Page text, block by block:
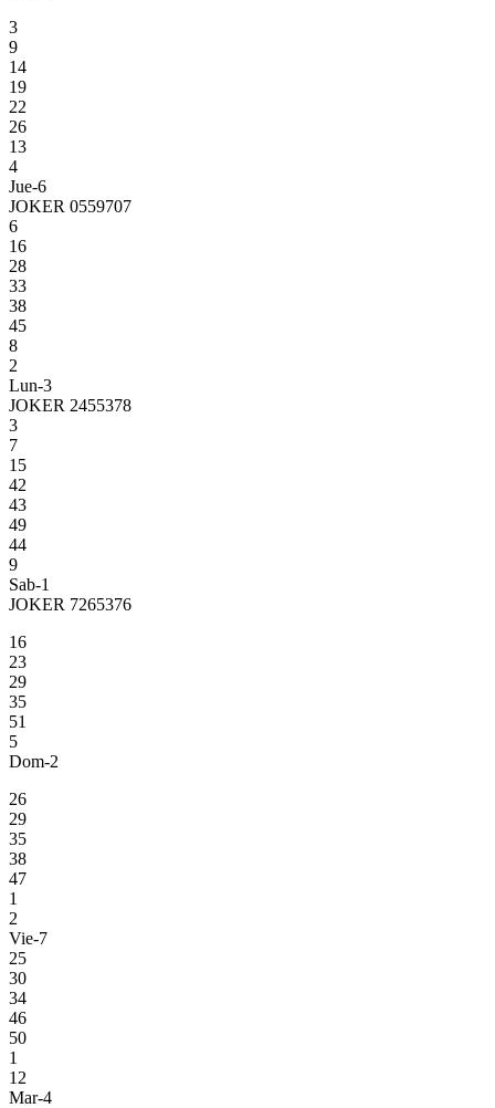
3
9
14
19
22
26
13
4
Jue-6
JOKER 0559707
6
16
28
33
38
45
8
2
Lun-3
JOKER 2455378
3
7
15
42
43
49
44
9
Sab-1
JOKER 7265376
16
23
29
35
51
5
Dom-2
26
29
35
38
47
1
2
Vie-7
25
30
34
46
50
1
12
Mar-4